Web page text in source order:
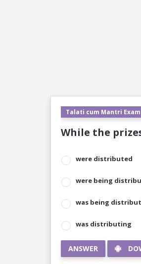
Talati cum Mantri
While the
were distributed
were being
was being
was distributing
ANSWER